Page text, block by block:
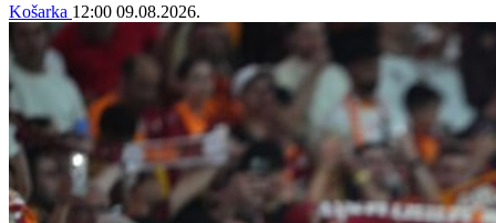
Košarka 12:00 09.08.2026.